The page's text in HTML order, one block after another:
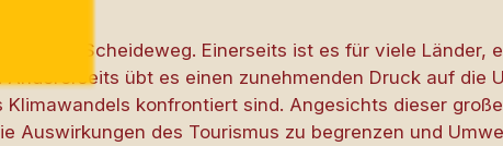
einem Scheideweg. Einerseits ist es für viele
Andererseits übt es einen zunehmenden Druck auf die
konfrontiert sind. Angesichts dieser
Auswirkungen des Tourismus zu begrenzen und